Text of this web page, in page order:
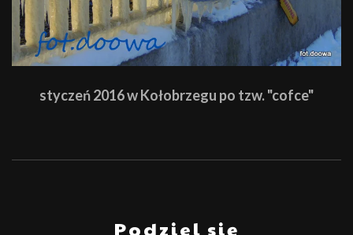
styczeń 2016 w Kołobrzegu po tzw. "cofce"
Podziel się